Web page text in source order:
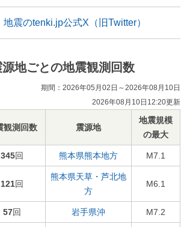
地震のtenki.jp公式X（旧Twitter）
源地ごとの地震観測回数
期間：2026年05月02日～2026年08月10日
2026年08月10日12:20更新
観測回数 震源地
地震規模
の最大
345回 熊本県熊本地方 M7.1
121回
熊本県天草・芦北地
方
M6.1
57回 岩手県沖 M7.2